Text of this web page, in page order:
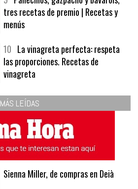
tres recetas de premio | Recetas y
menús
10 La vinagreta perfecta: respeta
las proporciones. Recetas de
vinagreta
MÁS LEÍDAS
Sienna Miller, de compras en Deià